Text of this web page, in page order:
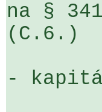
na §
(C.6.)
-